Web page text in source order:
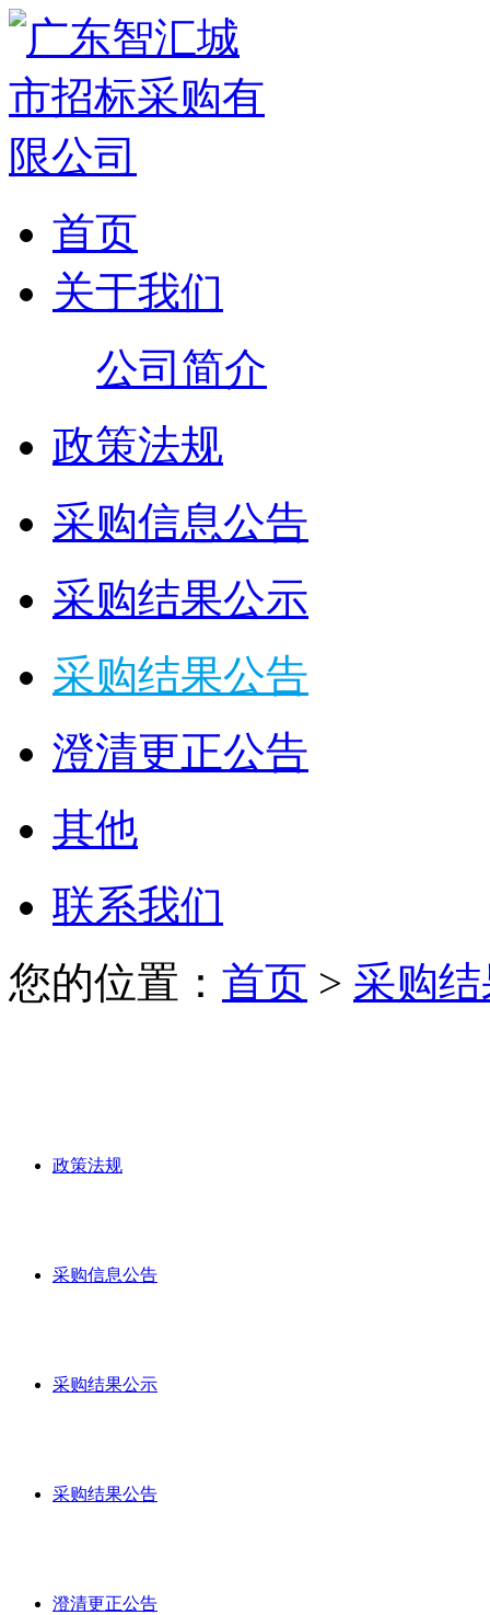
首页
关于我们
公司简介
政策法规
采购信息公告
采购结果公示
采购结果公告
澄清更正公告
其他
联系我们
您的位置： 首页 > 采购
政策法规
采购信息公告
采购结果公示
采购结果公告
澄清更正公告